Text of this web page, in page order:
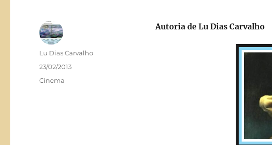
Autoria de Lu Dias Carvalho
Autor
Lu Dias Carvalho
Publicado
em
23/02/2013
Categorias
Cinema